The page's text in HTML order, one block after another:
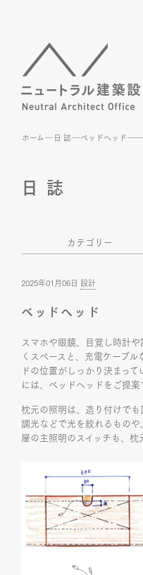
ホーム 日 誌 ベッドヘッド
日 誌
カテゴリー
2025年01月06日 設計
ベッドヘッド
スマホや眼鏡、目覚し時計
くスペースと、充電ケーブ
ドの位置がしっかり決まっ
には、ベッドヘッドをご提案
枕元の照明は、造り付けで
調光などで光を絞れるもの
屋の主照明のスイッチも、枕